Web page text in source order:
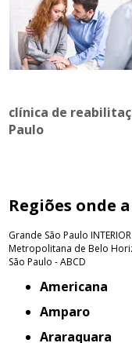
clínica de
Paulo
Regiões onde
Grande São Paulo INTERIOR
Metropolitana de Belo
São Paulo - ABCD
Americana
Amparo
Araraquara